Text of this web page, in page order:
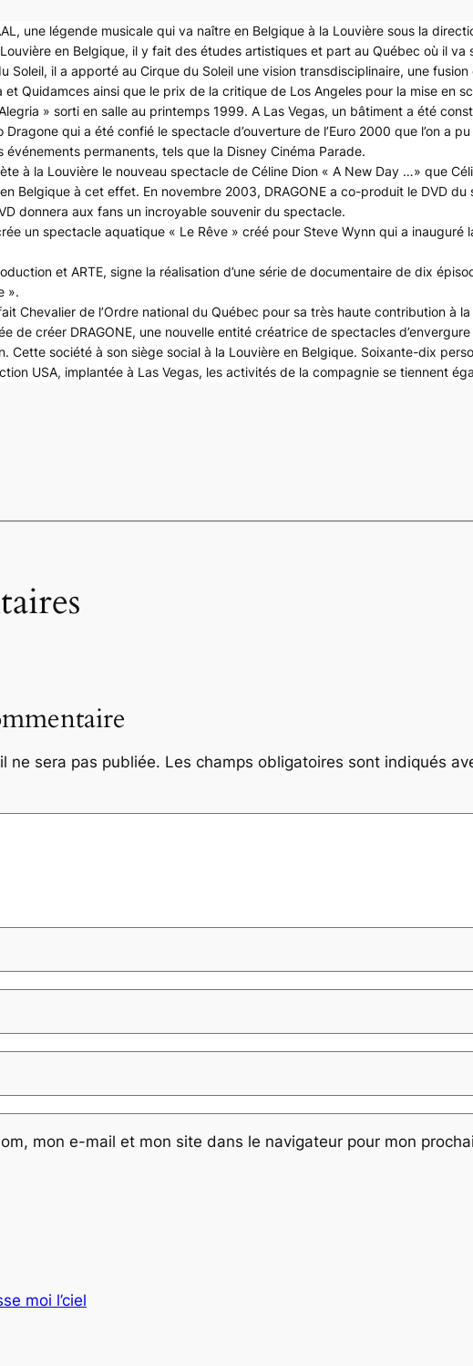
une légende musicale qui va naître en Belgique à la Louvière sous la
Louvière en Belgique, il y fait des études artistiques et part au Québec où il
Soleil, il a apporté au Cirque du Soleil une vision transdisciplinaire, une
Quidamces ainsi que le prix de la critique de Los Angeles pour la mise en
» sorti en salle au printemps 1999. A Las Vegas, un bâtiment a été
Dragone qui a été confié le spectacle d’ouverture de l’Euro 2000 que l’on a
permanents, tels que la Disney Cinéma Parade.
à la Louvière le nouveau spectacle de Céline Dion « A New Day …» que
Belgique à cet effet. En novembre 2003, DRAGONE a co-produit le DVD
donnera aux fans un incroyable souvenir du spectacle.
un spectacle aquatique « Le Rêve » créé pour Steve Wynn qui a
et ARTE, signe la réalisation d’une série de documentaire de dix
».
Chevalier de l’Ordre national du Québec pour sa très haute contribution à
de créer DRAGONE, une nouvelle entité créatrice de spectacles
Cette société à son siège social à la Louvière en Belgique. Soixante-dix
USA, implantée à Las Vegas, les activités de la compagnie se tiennent
ne sera pas publiée. Les champs obligatoires sont indiqués
mon e-mail et mon site dans le navigateur pour mon
moi l’ciel